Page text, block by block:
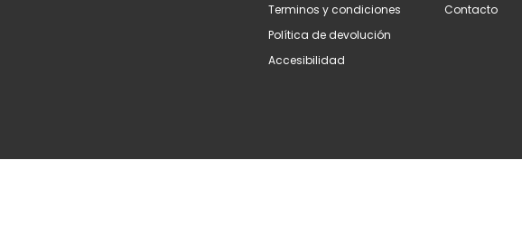
Terminos y condiciones
Política de devolución
Accesibilidad
Contacto